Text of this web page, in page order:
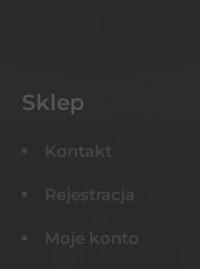
Sklep
Kontakt
Rejestracja
Moje konto